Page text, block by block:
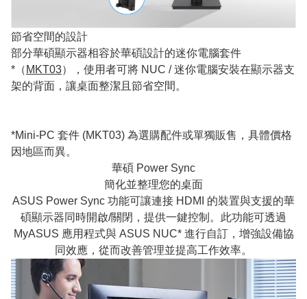
節省空間的設計
部分華碩顯示器相容於華碩設計的迷你電腦套件
*（ MKT03），使用者可將 NUC / 迷你電腦安裝在顯示器支
架的背面，讓桌面整潔且節省空間。
*Mini-PC 套件 (MKT03) 為選購配件或單獨販售，具體價格
因地區而異。
華碩 Power Sync
簡化並整理您的桌面
ASUS Power Sync 功能可讓連接 HDMI 的裝置與支援的華
碩顯示器同時開啟/關閉，提供一鍵控制。此功能可透過
MyASUS 應用程式與 ASUS NUC* 進行自訂，增強設備協
同效應，從而改善管理並提高工作效率。